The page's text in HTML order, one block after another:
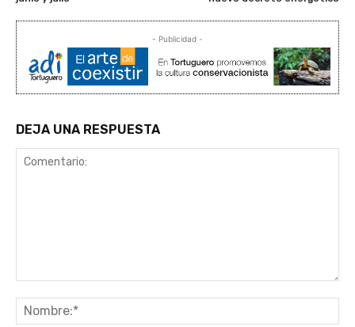
- Publicidad -
DEJA UNA RESPUESTA